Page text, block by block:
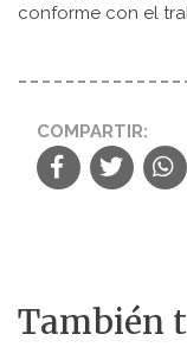
conforme con el
COMPARTIR:
También